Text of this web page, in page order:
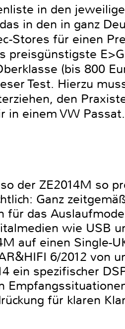
in den
in den in ganz
Stores für einen
preisgünstigste
(bis 800
Test. Hierzu
den
in einem VW Passat.
der ZE2014M so
Ganz
für das
wie USB
auf einen Single-
6/2012 von
ein spezifischer
für klaren